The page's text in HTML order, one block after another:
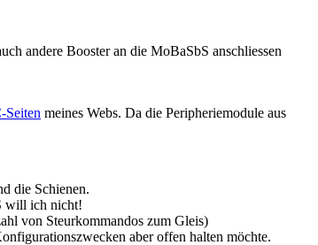
andere Booster an die MoBaSbS anschliessen
Seiten meines Webs. Da die Peripheriemodule aus
die Schienen.
will ich nicht!
von Steurkommandos zum Gleis)
aber offen halten möchte.